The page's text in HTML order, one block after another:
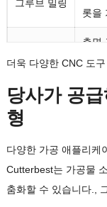
OEM/ODM 지
원
업
적
그루브 밀링
롯을
측면
를 제
숄더 밀링
어깨
슬롯 가공
접시
더욱 다양한 CNC 도
당사가 공
형
다양한 가공 애플리케
Cutterbest는 가공물
춤화할 수 있습니다.,